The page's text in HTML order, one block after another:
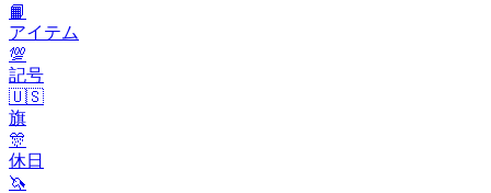
📙
アイテム
💯
記号
🇺🇸
旗
🎊
休日
🦄